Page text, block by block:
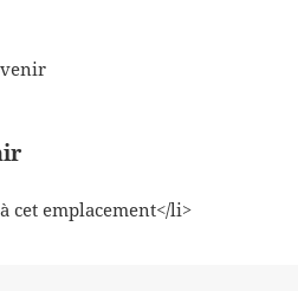
cet emplacement</li>